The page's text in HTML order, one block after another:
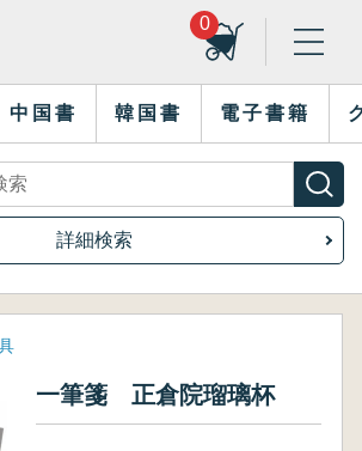
0
中国書 韓国書 電子書籍
詳細検索
一筆箋 正倉院瑠璃杯